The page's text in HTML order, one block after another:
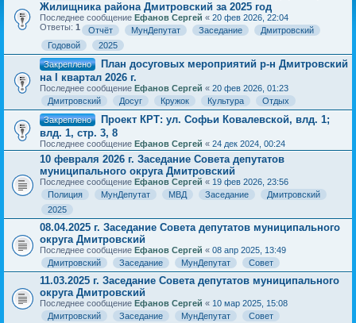
Жилищника района Дмитровский за 2025 год
Последнее сообщение Ефанов Сергей « 20 фев 2026, 22:04
Ответы: 1 Отчёт МунДепутат Заседание
Дмитровский
Годовой
2025
Закреплено
План досуговых мероприятий р-н Дмитровский
на I квартал 2026 г.
Последнее сообщение Ефанов Сергей « 20 фев 2026, 01:23
Дмитровский
Досуг Кружок Культура
Отдых
Закреплено
Проект КРТ: ул. Софьи Ковалевской, влд. 1;
влд. 1, стр. 3, 8
Последнее сообщение Ефанов Сергей « 24 дек 2024, 00:24
10 февраля 2026 г. Заседание Совета депутатов
муниципального округа Дмитровский
Последнее сообщение Ефанов Сергей « 19 фев 2026, 23:56
Полиция
МунДепутат МВД Заседание
Дмитровский
2025
08.04.2025 г. Заседание Совета депутатов муниципального
округа Дмитровский
Последнее сообщение Ефанов Сергей « 08 апр 2025, 13:49
Дмитровский
Заседание МунДепутат Совет
11.03.2025 г. Заседание Совета депутатов муниципального
округа Дмитровский
Последнее сообщение Ефанов Сергей « 10 мар 2025, 15:08
Дмитровский
Заседание МунДепутат Совет